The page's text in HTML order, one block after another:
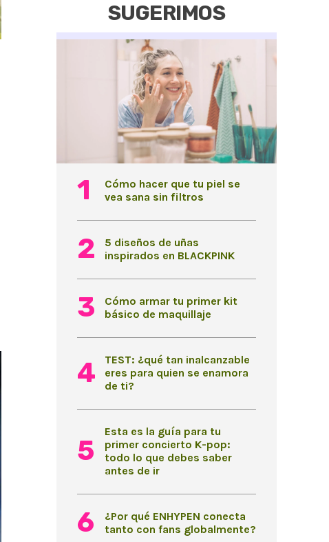
SUGERIMOS
Cómo hacer que tu piel se
vea sana sin filtros
5 diseños de uñas
inspirados en BLACKPINK
Cómo armar tu primer kit
básico de maquillaje
TEST: ¿qué tan inalcanzable
eres para quien se enamora
de ti?
Esta es la guía para tu
primer concierto K-pop:
todo lo que debes saber
antes de ir
¿Por qué ENHYPEN conecta
tanto con fans globalmente?